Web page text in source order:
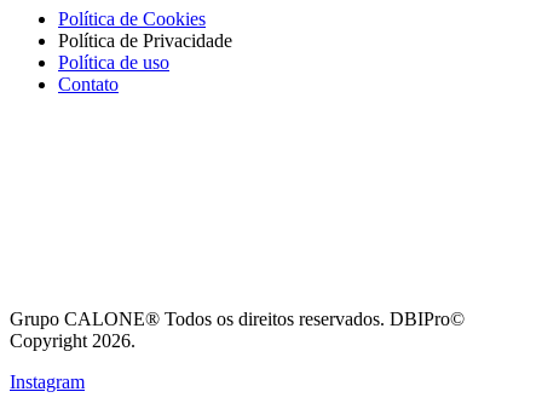
Política de Cookies
Política de Privacidade
Política de uso
Contato
Grupo CALONE® Todos os direitos reservados. DBIPro©
Copyright 2026.
Instagram